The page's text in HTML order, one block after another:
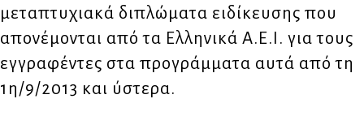
μεταπτυχιακά διπλώματα ειδίκευσης που
απονέμονται από τα Ελληνικά Α.Ε.Ι. για τους
εγγραφέντες στα προγράμματα αυτά από τη
1η/9/2013 και ύστερα.